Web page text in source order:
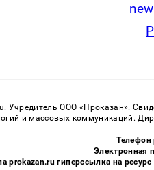
Учредитель ООО «Проказан».
и массовых коммуникаций.
Телефон
Электронная
prokazan.ru гиперссылка на